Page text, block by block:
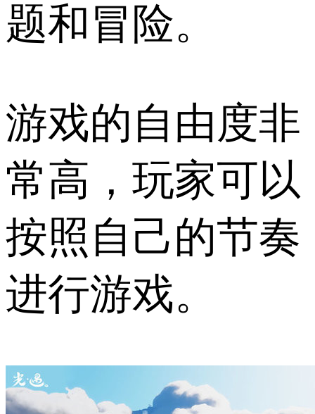
题和冒险。
游戏的自由度非
常高，玩家可以
按照自己的节奏
进行游戏。